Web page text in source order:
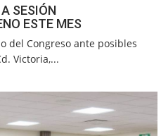
SESIÓN
ESTE MES
del Congreso ante posibles
Victoria,...